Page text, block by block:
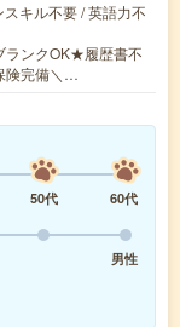
キル不要 / 英語力不
ランクOK★履歴書不
険完備＼…
50代
60代
男性